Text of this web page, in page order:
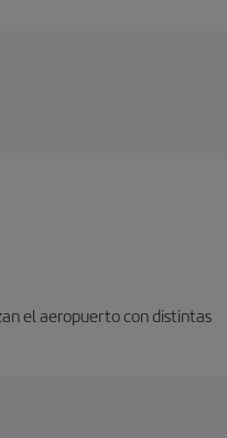
el aeropuerto con distintas